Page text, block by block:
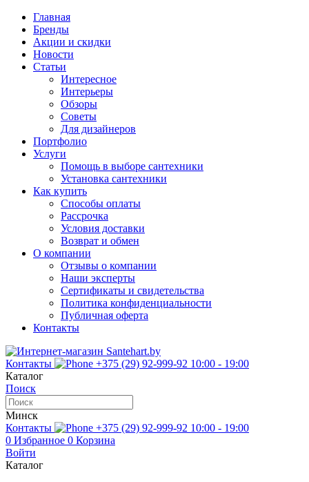
Главная
Бренды
Акции и скидки
Новости
Статьи
Интересное
Интерьеры
Обзоры
Советы
Для дизайнеров
Портфолио
Услуги
Помощь в выборе сантехники
Установка сантехники
Как купить
Способы оплаты
Рассрочка
Условия доставки
Возврат и обмен
О компании
Отзывы о компании
Наши эксперты
Сертификаты и свидетельства
Политика конфиденциальности
Публичная оферта
Контакты
Контакты +375 (29) 92-999-92 10:00 - 19:00
Каталог
Поиск
Минск
Контакты
+375 (29) 92-999-92 10:00 - 19:00
0 Избранное 0 Корзина
Войти
Каталог